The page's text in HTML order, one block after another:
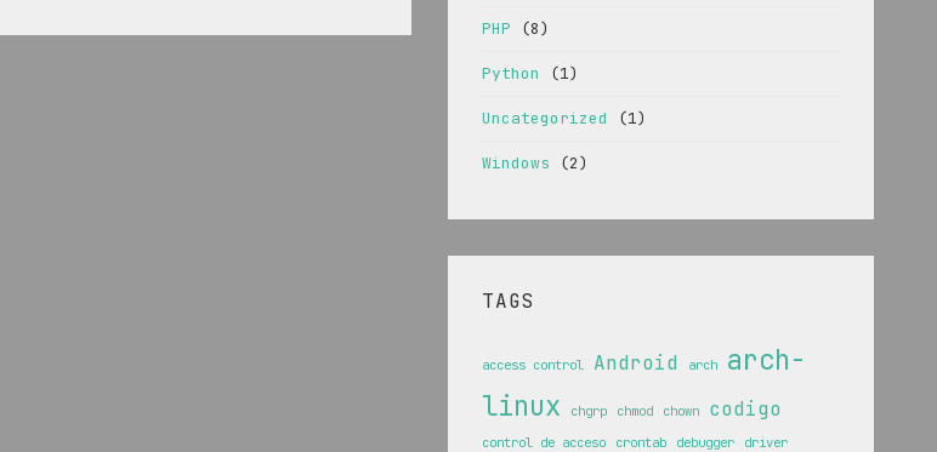
PHP (8)
Python (1)
Uncategorized (1)
Windows (2)
TAGS
access control Android arch
arch-
linux
chgrp chmod chown codigo
control de acceso crontab debugger driver